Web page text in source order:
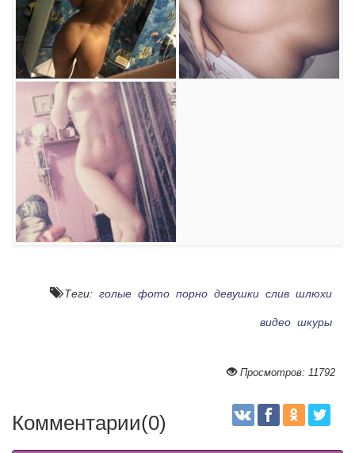
Теги: голые фото порно девушки слив шлюхи
видео шкуры
Просмотров: 11792
Комментарии(0)